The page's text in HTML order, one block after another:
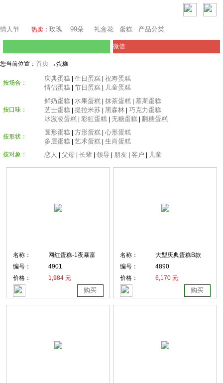
情人节 热卖： 玫瑰 99朵 礼盒花 蛋糕 产品分类
微信:
您当前位置： 首页 →蛋糕
按场合：
庆典蛋糕 生日蛋糕 祝寿蛋糕
情侣蛋糕 节日蛋糕 儿童蛋糕
按口味：
鲜奶蛋糕 水果蛋糕 抹茶蛋糕 慕斯蛋糕
芝士蛋糕 提拉米苏 黑森林 巧克力蛋糕
冰激凌蛋糕 彩虹蛋糕 无糖蛋糕 翻糖蛋糕
按形状：
圆形蛋糕 方形蛋糕 心形蛋糕
多层蛋糕 艺术蛋糕 生肖蛋糕
按对象： 恋人 父母 长辈 领导 朋友 客户 儿童
名称：
网红蛋糕-1夜暴富
编号：
4901
价格：
1,984 元
购买
名称：
大型庆典蛋糕B款
编号：
4890
价格：
6,170 元
购买